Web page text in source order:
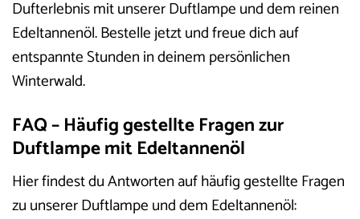
Dufterlebnis mit unserer Duftlampe und dem reinen
Edeltannenöl. Bestelle jetzt und freue dich auf
entspannte Stunden in deinem persönlichen
Winterwald.
FAQ – Häufig gestellte Fragen zur
Duftlampe mit Edeltannenöl
Hier findest du Antworten auf häufig gestellte Fragen
zu unserer Duftlampe und dem Edeltannenöl: